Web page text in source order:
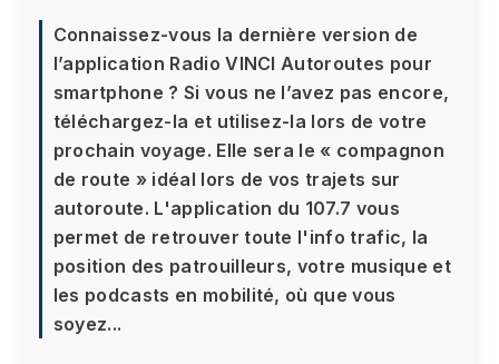
Connaissez-vous la dernière version de
l’application Radio VINCI Autoroutes pour
smartphone ? Si vous ne l’avez pas encore,
téléchargez-la et utilisez-la lors de votre
prochain voyage. Elle sera le « compagnon
de route » idéal lors de vos trajets sur
autoroute. L'application du 107.7 vous
permet de retrouver toute l'info trafic, la
position des patrouilleurs, votre musique et
les podcasts en mobilité, où que vous
soyez...